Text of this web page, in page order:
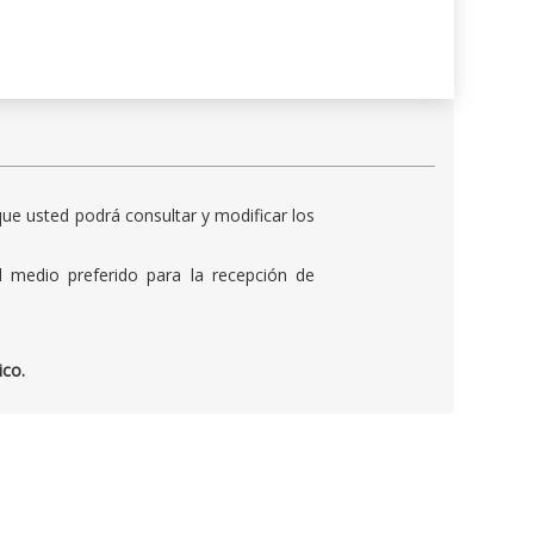
usted podrá consultar y modificar los
preferido para la recepción de